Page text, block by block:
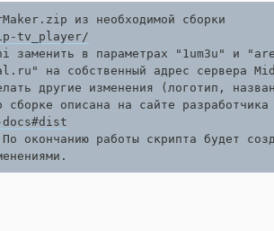
tv_player/
в параметрах "1um3u" и
на собственный адрес сервера
другие изменения (логотип,
окончанию работы скрипта будет